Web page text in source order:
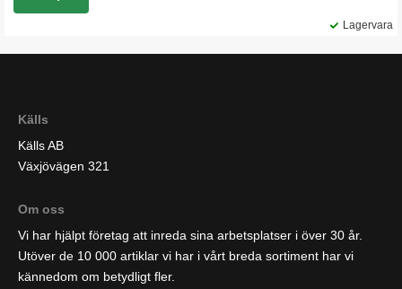
Lagervara
Källs
Källs AB
Växjövägen 321
Om oss
Vi har hjälpt företag att inreda sina arbetsplatser i över 30 år.
Utöver de 10 000 artiklar vi har i vårt breda sortiment har vi
kännedom om betydligt fler.